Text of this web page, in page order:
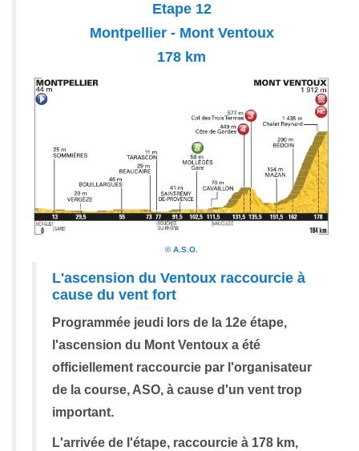
Etape 12
Montpellier - Mont Ventoux
178 km
© A.S.O.
L'ascension du Ventoux raccourcie à
cause du vent fort
Programmée jeudi lors de la 12e étape,
l'ascension du Mont Ventoux a été
officiellement raccourcie par l'organisateur
de la course, ASO, à cause d'un vent trop
important.
L'arrivée de l'étape, raccourcie à 178 km,